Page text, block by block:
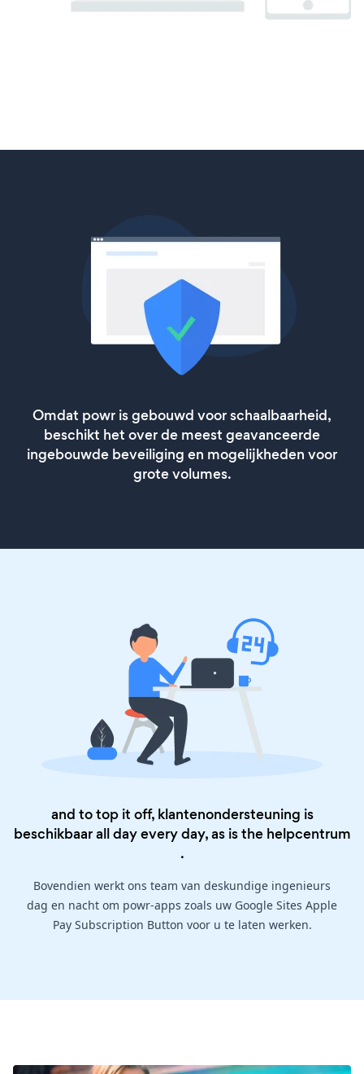
Omdat powr is gebouwd voor schaalbaarheid,
beschikt het over de meest geavanceerde
ingebouwde beveiliging en mogelijkheden voor
grote volumes.
and to top it off, klantenondersteuning is
beschikbaar all day every day, as is the helpcentrum
.
Bovendien werkt ons team van deskundige ingenieurs
dag en nacht om powr-apps zoals uw Google Sites Apple
Pay Subscription Button voor u te laten werken.